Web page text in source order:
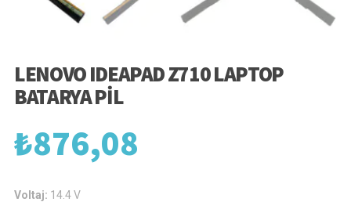
LENOVO IDEAPAD Z710 LAPTOP
BATARYA PIL
₺876,08
Voltaj: 14.4 V